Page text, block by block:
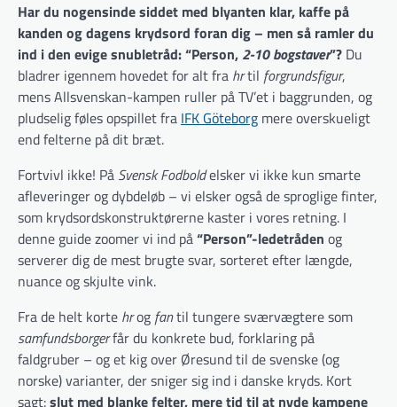
Har du nogensinde siddet med blyanten klar, kaffe på
kanden og dagens krydsord foran dig – men så ramler du
ind i den evige snubletråd: “Person, 2-10 bogstaver”? Du
bladrer igennem hovedet for alt fra hrtil forgrundsfigur,
mens Allsvenskan-kampen ruller på TV’et i baggrunden, og
pludselig føles opspillet fra IFK Göteborg mere overskueligt
end felterne på dit bræt.
Fortvivl ikke! På Svensk Fodboldelsker vi ikke kun smarte
afleveringer og dybdeløb – vi elsker også de sproglige finter,
som krydsordskonstruktørerne kaster i vores retning. I
denne guide zoomer vi ind på“Person”-ledetråden og
serverer dig de mest brugte svar, sorteret efter længde,
nuance og skjulte vink.
Fra de helt korte hrog fantil tungere sværvægtere som
samfundsborgerfår du konkrete bud, forklaring på
faldgruber – og et kig over Øresund til de svenske (og
norske) varianter, der sniger sig ind i danske kryds. Kort
sagt:slut med blanke felter, mere tid til at nyde kampene